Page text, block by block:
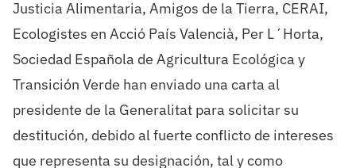
Justicia Alimentaria, Amigos de la Tierra, CERAI,
Ecologistes en Acció País Valencià, Per L´Horta,
Sociedad Española de Agricultura Ecológica y
Transición Verde han enviado una carta al
presidente de la Generalitat para solicitar su
destitución, debido al fuerte conflicto de intereses
que representa su designación, tal y como